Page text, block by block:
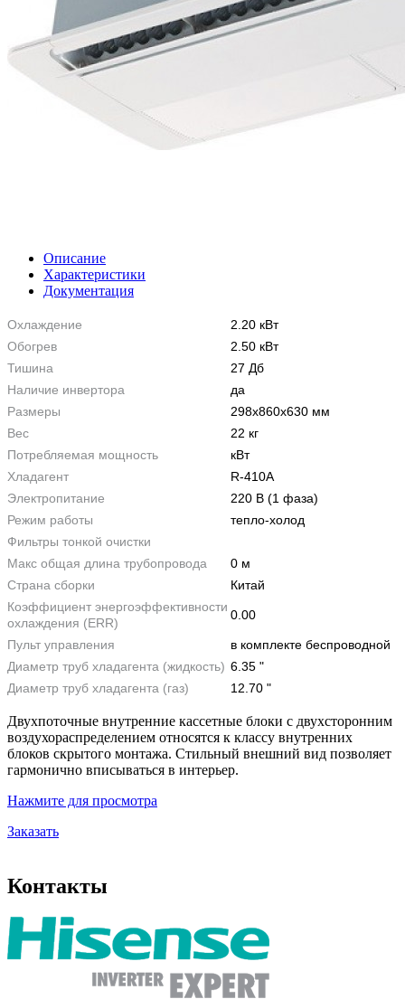
Описание
Характеристики
Документация
Охлаждение
2.20 кВт
Обогрев
2.50 кВт
Тишина
27 Дб
Наличие инвертора
да
Размеры
298х860х630 мм
Вес
22 кг
Потребляемая мощность
кВт
Хладагент
R-410A
Электропитание
220 В (1 фаза)
Режим работы
тепло-холод
Фильтры тонкой очистки
Макс общая длина трубопровода
0 м
Страна сборки
Китай
Коэффициент энергоэффективности
охлаждения (ERR)
0.00
Пульт управления
в комплекте беспроводной
Диаметр труб хладагента (жидкость) 6.35 "
Диаметр труб хладагента (газ)
12.70 "
Двухпоточные внутренние кассетные блоки с двухсторонним
воздухораспределением относятся к классу внутренних
блоков скрытого монтажа. Стильный внешний вид позволяет
гармонично вписываться в интерьер.
Нажмите для просмотра
Заказать
Контакты